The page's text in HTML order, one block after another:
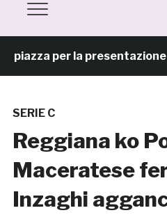
per la presentazione
SERIE C
Reggiana ko
Maceratese
Inzaghi